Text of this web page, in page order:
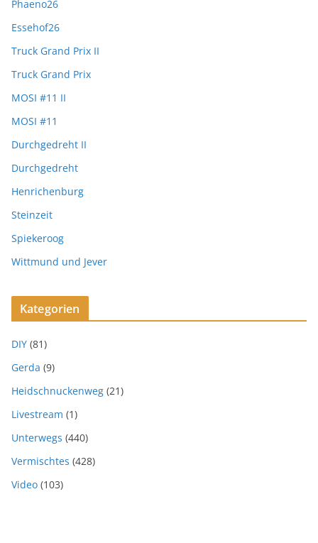
Phaeno26
Essehof26
Truck Grand Prix II
Truck Grand Prix
MOSI #11 II
MOSI #11
Durchgedreht II
Durchgedreht
Henrichenburg
Steinzeit
Spiekeroog
Wittmund und Jever
Kategorien
DIY (81)
Gerda (9)
Heidschnuckenweg (21)
Livestream (1)
Unterwegs (440)
Vermischtes (428)
Video (103)